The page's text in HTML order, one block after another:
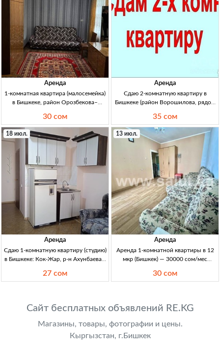
Аренда
1-комнатная квартира (малосемейка)
в Бишкеке, район Орозбекова–
срок 1кв (малосемейка) Бишкек, р-н
Орозбекова–Щербакова. Сдается
полностью с мебелью и бытовой
техникой.
30 сом
Аренда
Сдаю 2-комнатную квартиру в
Бишкеке (район Ворошилова, рядом
2кв, меблир., 5/2 эт, Ворошилова
(рядом спортшкола), аренда, 35000
сом, собственник
35 сом
18 июл.
Аренда
Сдаю 1-комнатную квартиру (студию)
в Бишкеке: Кок-Жар, р-н Ахунбаева /
Кок-Жар (р-н Ахунбаева/7 апреля),
27 сом
13 июл.
Аренда
Аренда 1-комнатной квартиры в 12
мкр (Бишкек) — 30000 сом/мес
30000с/мес, депозит 10000с
30 сом
Сайт бесплатных объявлений RE.KG
Магазины, товары, фотографии и цены.
Кыргызстан, г.Бишкек